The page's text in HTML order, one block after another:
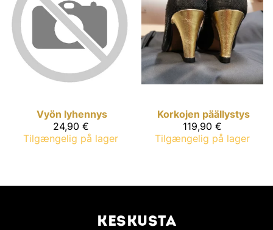
Vyön lyhennys
24,90 €
Tilgængelig på lager
Korkojen päällystys
119,90 €
Tilgængelig på lager
KESKUSTA